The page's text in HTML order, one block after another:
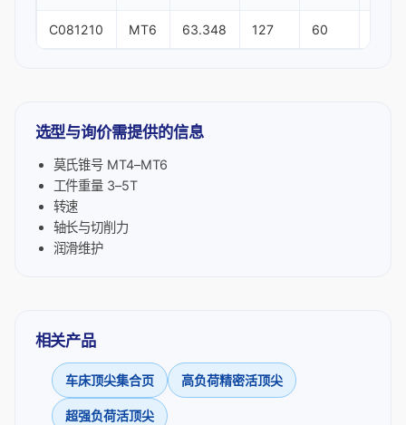
C081210 MT6 63.348 127 60
选型与询价需提供的信息
莫氏锥号 MT4–MT6
工件重量 3–5T
转速
轴长与切削力
润滑维护
相关产品
车床顶尖集合页 高负荷精密活顶尖
超强负荷活顶尖